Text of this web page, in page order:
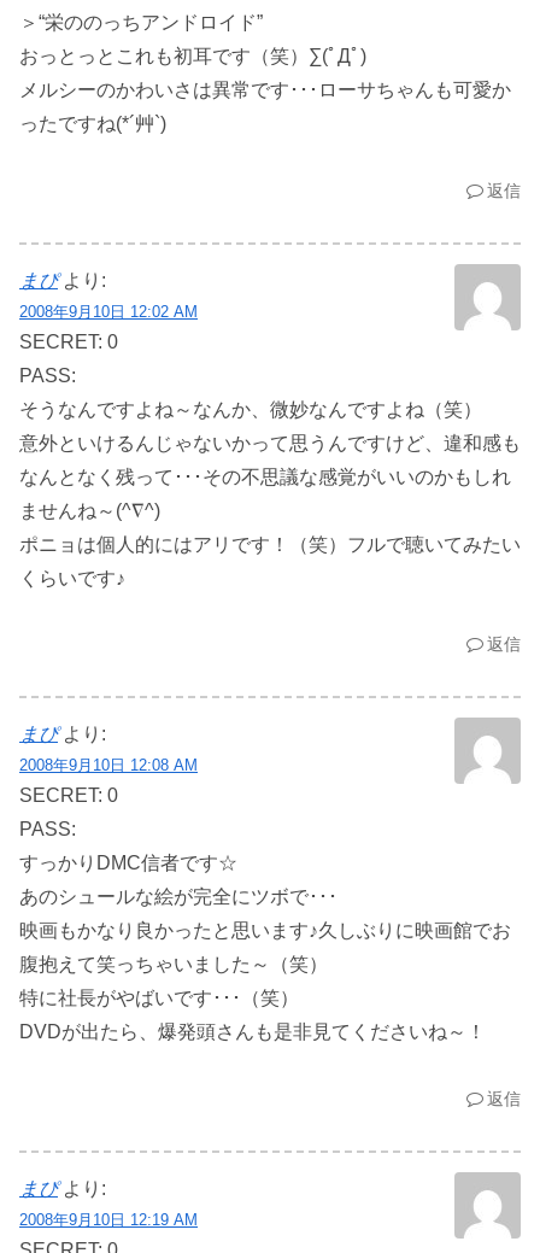
＞“栄ののっちアンドロイド”
おっとっとこれも初耳です（笑）∑(ﾟДﾟ)
メルシーのかわいさは異常です･･･ローサちゃんも可愛か
ったですね(*´艸`)
返信
まぴ より:
2008年9月10日 12:02 AM
SECRET: 0
PASS:
そうなんですよね～なんか、微妙なんですよね（笑）
意外といけるんじゃないかって思うんですけど、違和感も
なんとなく残って･･･その不思議な感覚がいいのかもしれ
ませんね～(^∇^)
ポニョは個人的にはアリです！（笑）フルで聴いてみたい
くらいです♪
返信
まぴ より:
2008年9月10日 12:08 AM
SECRET: 0
PASS:
すっかりDMC信者です☆
あのシュールな絵が完全にツボで･･･
映画もかなり良かったと思います♪久しぶりに映画館でお
腹抱えて笑っちゃいました～（笑）
特に社長がやばいです･･･（笑）
DVDが出たら、爆発頭さんも是非見てくださいね～！
返信
まぴ より:
2008年9月10日 12:19 AM